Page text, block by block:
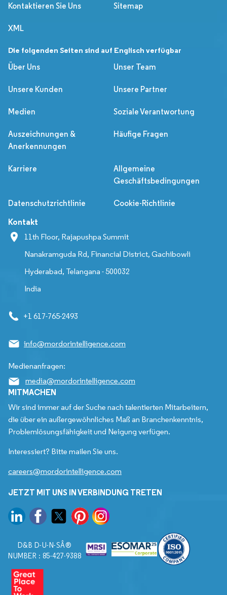
Kontaktieren Sie Uns Sitemap
XML
Die folgenden Seiten sind auf Englisch verfügbar
Über Uns
Unser Team
Unsere Kunden Unsere Partner
Medien Soziale Verantwortung
Auszeichnungen &
Anerkennungen
Häufige Fragen
Karriere
Allgemeine
Geschäftsbedingungen
Datenschutzrichtlinie Cookie-Richtlinie
Kontakt
11th Floor, Rajapushpa Summit
Nanakramguda Rd, Financial District, Gachibowli
Hyderabad, Telangana - 500032
India
+1 617-765-2493
info@mordorintelligence.com
Medienanfragen:
media@mordorintelligence.com
MITMACHEN
Wir sind immer auf der Suche nach talentierten Mitarbeitern,
die über ein außergewöhnliches Maß an Branchenkenntnis,
Problemlösungsfähigkeit und Neigung verfügen.
Interessiert? Bitte mailen Sie uns.
careers@mordorintelligence.com
JETZT MIT UNS IN VERBINDUNG TRETEN
D&B D-U-N-SÂ®
NUMBER : 85-427-9388